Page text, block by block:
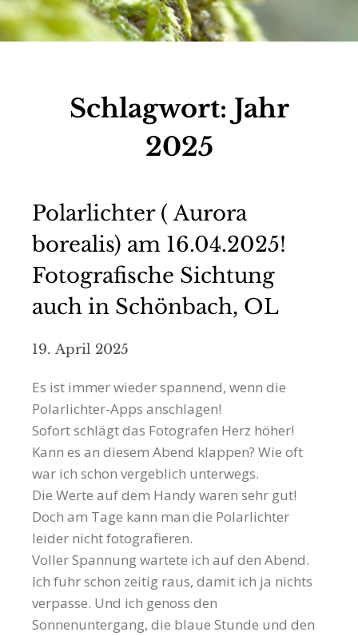
Schlagwort: Jahr
2025
Polarlichter ( Aurora
borealis) am 16.04.2025!
Fotografische Sichtung
auch in Schönbach, OL
19. April 2025
Es ist immer wieder spannend, wenn die
Polarlichter-Apps anschlagen!
Sofort schlägt das Fotografen Herz höher!
Kann es an diesem Abend klappen? Wie oft
war ich schon vergeblich unterwegs.
Die Werte auf dem Handy waren sehr gut!
Doch am Tage kann man die Polarlichter
leider nicht fotografieren.
Voller Spannung wartete ich auf den Abend.
Ich fuhr schon zeitig raus, damit ich ja nichts
verpasse. Und ich genoss den
Sonnenuntergang, die blaue Stunde und den